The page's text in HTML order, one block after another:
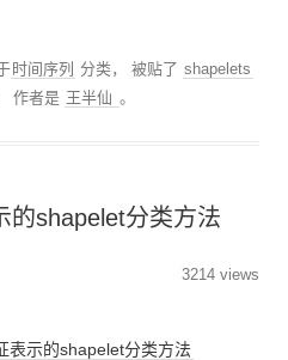
时间序列 分类， 被贴了 shapelets
作者是 王半仙 。
的shapelet分类方法
3214 views
表示的shapelet分类方法